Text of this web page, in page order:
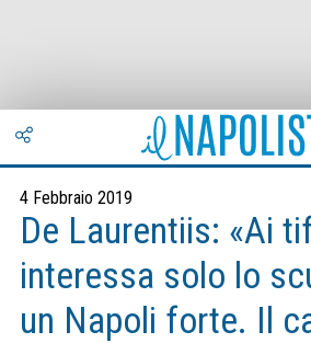
4 Febbraio 2019
De Laurentiis: «Ai
interessa solo lo
un Napoli forte. Il